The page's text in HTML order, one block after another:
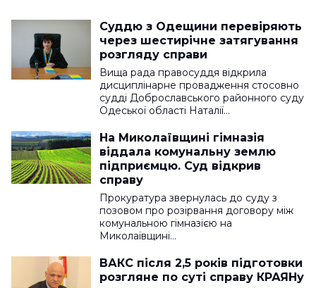
Суддю з Одещини перевіряють
через шестирічне затягування
розгляду справи
Вища рада правосуддя відкрила
дисциплінарне провадження стосовно
судді Доброславського районного суду
Одеської області Наталії…
На Миколаївщині гімназія
віддала комунальну землю
підприємцю. Суд відкрив
справу
Прокуратура звернулась до суду з
позовом про розірвання договору між
комунальною гімназією на
Миколаївщині…
ВАКС після 2,5 років підготовки
розгляне по суті справу КРАЯНу